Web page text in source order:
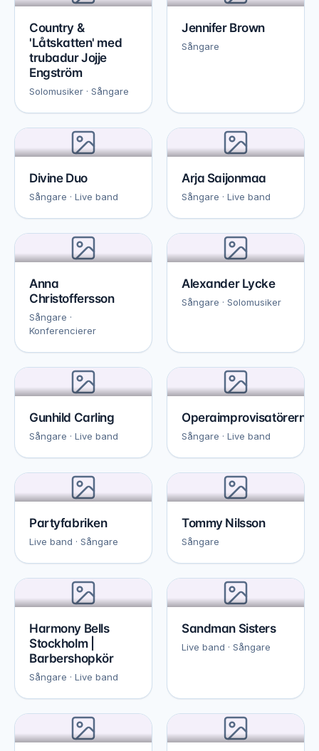
Country &
'Låtskatten' med
trubadur Jojje
Engström
Solomusiker · Sångare
Jennifer Brown
Sångare
Divine Duo
Sångare · Live band
Arja Saijonmaa
Sångare · Live band
Anna
Christoffersson
Sångare ·
Konferencierer
Alexander Lycke
Sångare · Solomusiker
Gunhild Carling
Sångare · Live band
Operaimprovisatörerna
Sångare · Live band
Partyfabriken
Live band · Sångare
Tommy Nilsson
Sångare
Harmony Bells
Stockholm |
Barbershopkör
Sångare · Live band
Sandman Sisters
Live band · Sångare